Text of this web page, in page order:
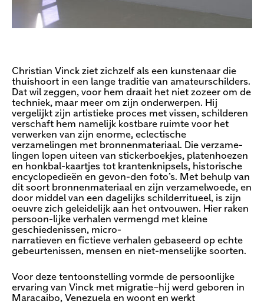
Christian Vinck ziet zichzelf als een kunstenaar die
thuishoort in een lange traditie van amateurschilders.
Dat wil zeggen, voor hem draait het niet zozeer om de
techniek, maar meer om zijn onderwerpen. Hij
vergelijkt zijn artistieke proces met vissen, schilderen
verschaft hem namelijk kostbare ruimte voor het
verwerken van zijn enorme, eclectische
verzamelingen met bronnenmateriaal. Die verzame-
lingen lopen uiteen van stickerboekjes, platenhoezen
en honkbal-kaartjes tot krantenknipsels, historische
encyclopedieën en gevon-den foto’s. Met behulp van
dit soort bronnenmateriaal en zijn verzamelwoede, en
door middel van een dagelijks schilderritueel, is zijn
oeuvre zich geleidelijk aan het ontvouwen. Hier raken
persoon-lijke verhalen vermengd met kleine
geschiedenissen, micro-
narratieven en fictieve verhalen gebaseerd op echte
gebeurtenissen, mensen en niet-menselijke soorten.
Voor deze tentoonstelling vormde de persoonlijke
ervaring van Vinck met migratie–hij werd geboren in
Maracaibo, Venezuela en woont en werkt